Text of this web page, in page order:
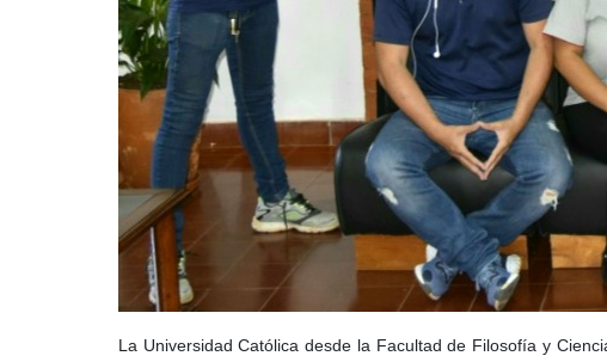
La Universidad Católica desde la Facultad de Filosofía y